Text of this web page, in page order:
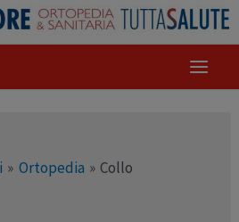
Ortopedia Collo